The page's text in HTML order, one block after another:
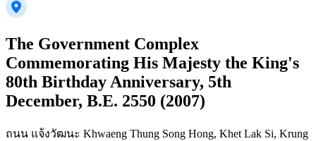
The Government Complex
Commemorating His Majesty the King's
80th Birthday Anniversary, 5th
December, B.E. 2550 (2007)
ถนน แจ้งวัฒนะ Khwaeng Thung Song Hong, Khet Lak Si, Krung